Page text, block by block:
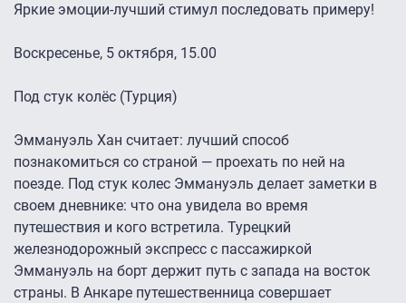
Яркие эмоции-лучший стимул последовать примеру!
Воскресенье, 5 октября, 15.00
Под стук колёс (Турция)
Эммануэль Хан считает: лучший способ
познакомиться со страной — проехать по ней на
поезде. Под стук колес Эммануэль делает заметки в
своем дневнике: что она увидела во время
путешествия и кого встретила. Турецкий
железнодорожный экспресс с пассажиркой
Эммануэль на борт держит путь с запада на восток
страны. В Анкаре путешественница совершает